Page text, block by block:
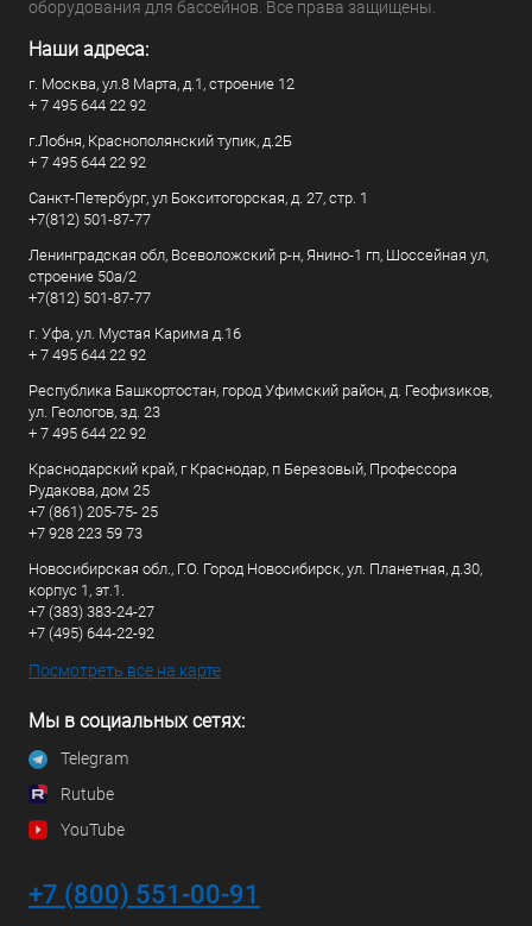
оборудования для бассейнов. Все права защищены.
Наши адреса:
г. Москва, ул.8 Марта, д.1, строение 12
+ 7 495 644 22 92
г.Лобня, Краснополянский тупик, д.2Б
+ 7 495 644 22 92
Санкт-Петербург, ул Бокситогорская, д. 27, стр. 1
+7(812) 501-87-77
Ленинградская обл, Всеволожский р-н, Янино-1 гп, Шоссейная ул,
строение 50а/2
+7(812) 501-87-77
г. Уфа, ул. Мустая Карима д.16
+ 7 495 644 22 92
Республика Башкортостан, город Уфимский район, д. Геофизиков,
ул. Геологов, зд. 23
+ 7 495 644 22 92
Краснодарский край, г Краснодар, п Березовый, Профессора
Рудакова, дом 25
+7 (861) 205-75- 25
+7 928 223 59 73
Новосибирская обл., Г.О. Город Новосибирск, ул. Планетная, д.30,
корпус 1, эт.1.
+7 (383) 383-24-27
+7 (495) 644-22-92
Посмотреть все на карте
Мы в социальных сетях:
Telegram
Rutube
YouTube
+7 (800) 551-00-91